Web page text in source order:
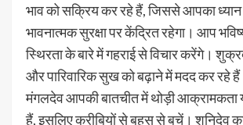
भाव को सक्रिय कर रहे हैं, जिससे आपका
भावनात्मक सुरक्षा पर केंद्रित रहेगा। आप
स्थिरता के बारे में गहराई से विचार करेंगे।
और पारिवारिक सुख को बढ़ाने में मदद कर रहे
मंगलदेव आपकी बातचीत में थोड़ी आक्रामकता
हैं, इसलिए करीबियों से बहस से बचें। शनिदेव